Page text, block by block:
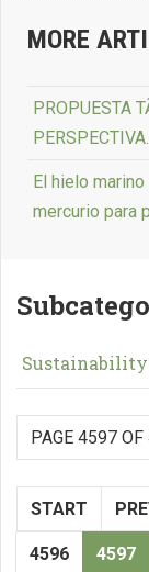
MORE
PROPUESTA
PERSPECTIVA.
El hielo
mercurio para
Sustainability
PAGE 4597 OF
START
4596 4597